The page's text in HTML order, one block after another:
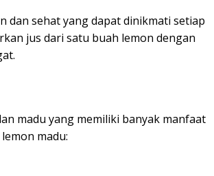
dan sehat yang dapat dinikmati setiap
jus dari satu buah lemon dengan
madu yang memiliki banyak manfaat
madu: